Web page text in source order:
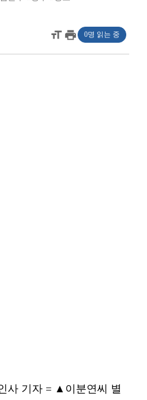
format_sizeprint 0명 읽는 중
사 기자 = ▲이분연씨 별